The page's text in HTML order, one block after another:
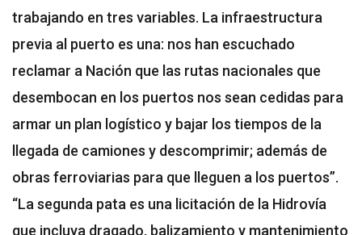
trabajando en tres variables. La infraestructura
previa al puerto es una: nos han escuchado
reclamar a Nación que las rutas nacionales que
desembocan en los puertos nos sean cedidas para
armar un plan logístico y bajar los tiempos de la
llegada de camiones y descomprimir; además de
obras ferroviarias para que lleguen a los puertos”.
“La segunda pata es una licitación de la Hidrovía
que incluya dragado, balizamiento y mantenimiento